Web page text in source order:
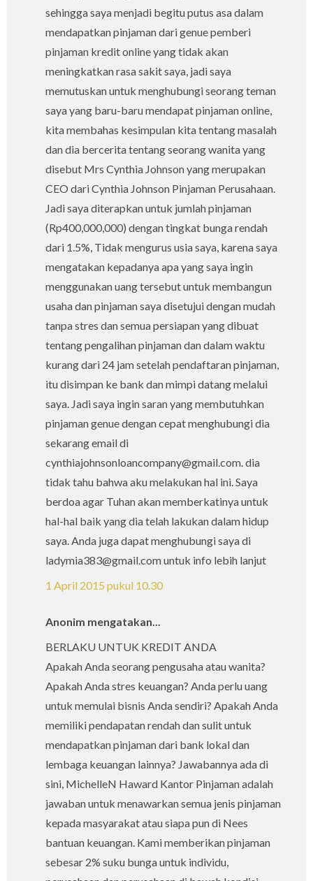
sehingga saya menjadi begitu putus asa dalam
mendapatkan pinjaman dari genue pemberi
pinjaman kredit online yang tidak akan
meningkatkan rasa sakit saya, jadi saya
memutuskan untuk menghubungi seorang teman
saya yang baru-baru mendapat pinjaman online,
kita membahas kesimpulan kita tentang masalah
dan dia bercerita tentang seorang wanita yang
disebut Mrs Cynthia Johnson yang merupakan
CEO dari Cynthia Johnson Pinjaman Perusahaan.
Jadi saya diterapkan untuk jumlah pinjaman
(Rp400,000,000) dengan tingkat bunga rendah
dari 1.5%, Tidak mengurus usia saya, karena saya
mengatakan kepadanya apa yang saya ingin
menggunakan uang tersebut untuk membangun
usaha dan pinjaman saya disetujui dengan mudah
tanpa stres dan semua persiapan yang dibuat
tentang pengalihan pinjaman dan dalam waktu
kurang dari 24 jam setelah pendaftaran pinjaman,
itu disimpan ke bank dan mimpi datang melalui
saya. Jadi saya ingin saran yang membutuhkan
pinjaman genue dengan cepat menghubungi dia
sekarang email di
cynthiajohnsonloancompany@gmail.com. dia
tidak tahu bahwa aku melakukan hal ini. Saya
berdoa agar Tuhan akan memberkatinya untuk
hal-hal baik yang dia telah lakukan dalam hidup
saya. Anda juga dapat menghubungi saya di
ladymia383@gmail.com untuk info lebih lanjut
1 April 2015 pukul 10.30
Anonim mengatakan...
BERLAKU UNTUK KREDIT ANDA
Apakah Anda seorang pengusaha atau wanita?
Apakah Anda stres keuangan? Anda perlu uang
untuk memulai bisnis Anda sendiri? Apakah Anda
memiliki pendapatan rendah dan sulit untuk
mendapatkan pinjaman dari bank lokal dan
lembaga keuangan lainnya? Jawabannya ada di
sini, MichelleN Haward Kantor Pinjaman adalah
jawaban untuk menawarkan semua jenis pinjaman
kepada masyarakat atau siapa pun di Nees
bantuan keuangan. Kami memberikan pinjaman
sebesar 2% suku bunga untuk individu,